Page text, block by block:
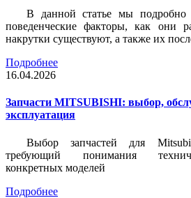
В данной статье мы подробно
поведенческие факторы, как они
накрутки существуют, а также их
Подробнее
16.04.2026
Запчасти MITSUBISHI: выбор,
эксплуатация
Выбор запчастей для
требующий понимания
конкретных моделей
Подробнее